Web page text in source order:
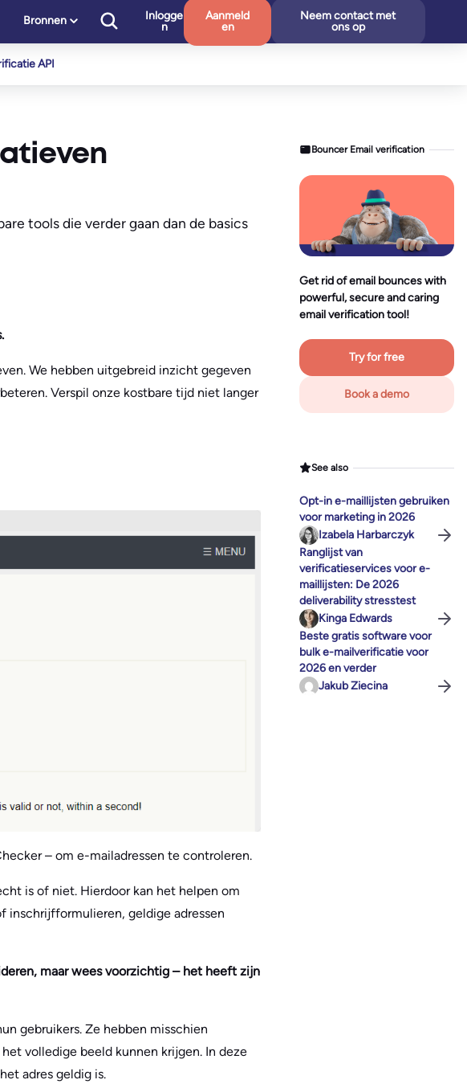
Bronnen
Inlogge
n
Aanmeld
en
Neem contact met
ons op
API
tools die verder gaan dan de basics
We hebben uitgebreid inzicht gegeven
Verspil onze kostbare tijd niet langer
– om e-mailadressen te controleren.
is of niet. Hierdoor kan het helpen om
inschrijfformulieren, geldige adressen
maar wees voorzichtig – het heeft zijn
gebruikers. Ze hebben misschien
volledige beeld kunnen krijgen. In deze
adres geldig is.
Bouncer Email verification
Get rid of email bounces with
powerful, secure and caring
email verification tool!
Try for free
Book a demo
See also
Opt-in e-maillijsten gebruiken
voor marketing in 2026
Izabela Harbarczyk
Ranglijst van
verificatieservices voor e-
maillijsten: De 2026
deliverability stresstest
Kinga Edwards
Beste gratis software voor
bulk e-mailverificatie voor
2026 en verder
Jakub Ziecina